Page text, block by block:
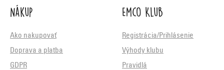
Nákup
Ako nakupovať
Doprava a platba
GDPR
Emco Klub
Registrácia/Prihlásenie
Výhody klubu
Pravidlá